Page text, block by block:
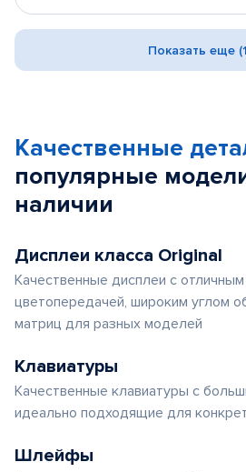
Показать еще
Качественные
популярные
наличии
Дисплеи класса Original
Качественные дисплеи с
цветопередачей, широким углом
матриц для разных моделей
Клавиатуры
Качественные клавиатуры с
идеально подходящие для
Шлейфы